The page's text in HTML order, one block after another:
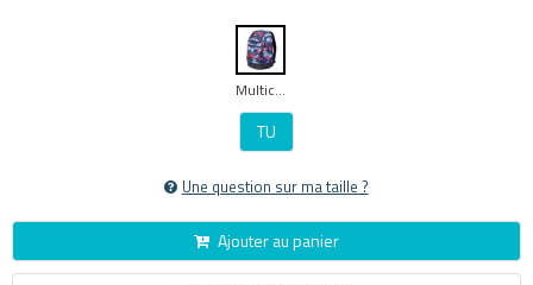
Multicouleur
TU
Une question sur ma taille ?
Ajouter au panier